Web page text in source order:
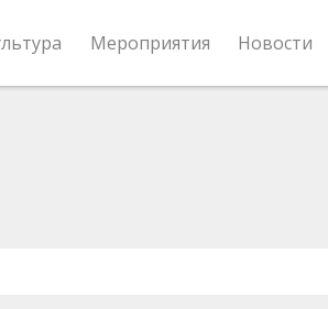
Мероприятия Новости